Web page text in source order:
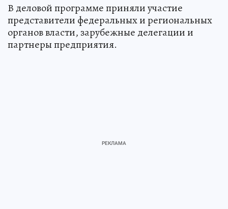
В деловой программе приняли участие
представители федеральных и региональных
органов власти, зарубежные делегации и
партнеры предприятия.